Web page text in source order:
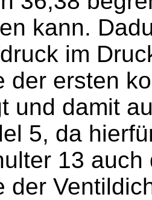
kann.
im
der ersten
und damit
5, da
13
der